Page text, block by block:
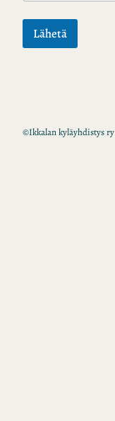
Lähetä
©Ikkalan kyläyhdistys ry